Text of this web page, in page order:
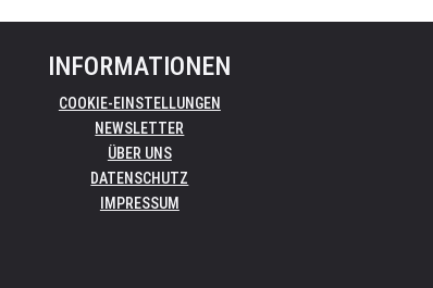
INFORMATIONEN
COOKIE-EINSTELLUNGEN
NEWSLETTER
ÜBER UNS
DATENSCHUTZ
IMPRESSUM